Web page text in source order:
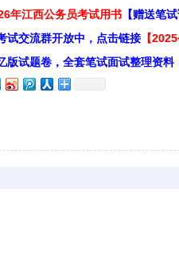
年江西公务员考试用书 【赠送笔
试交流群开放中，点击链接 【
版试题卷，全套笔试面试整理资料